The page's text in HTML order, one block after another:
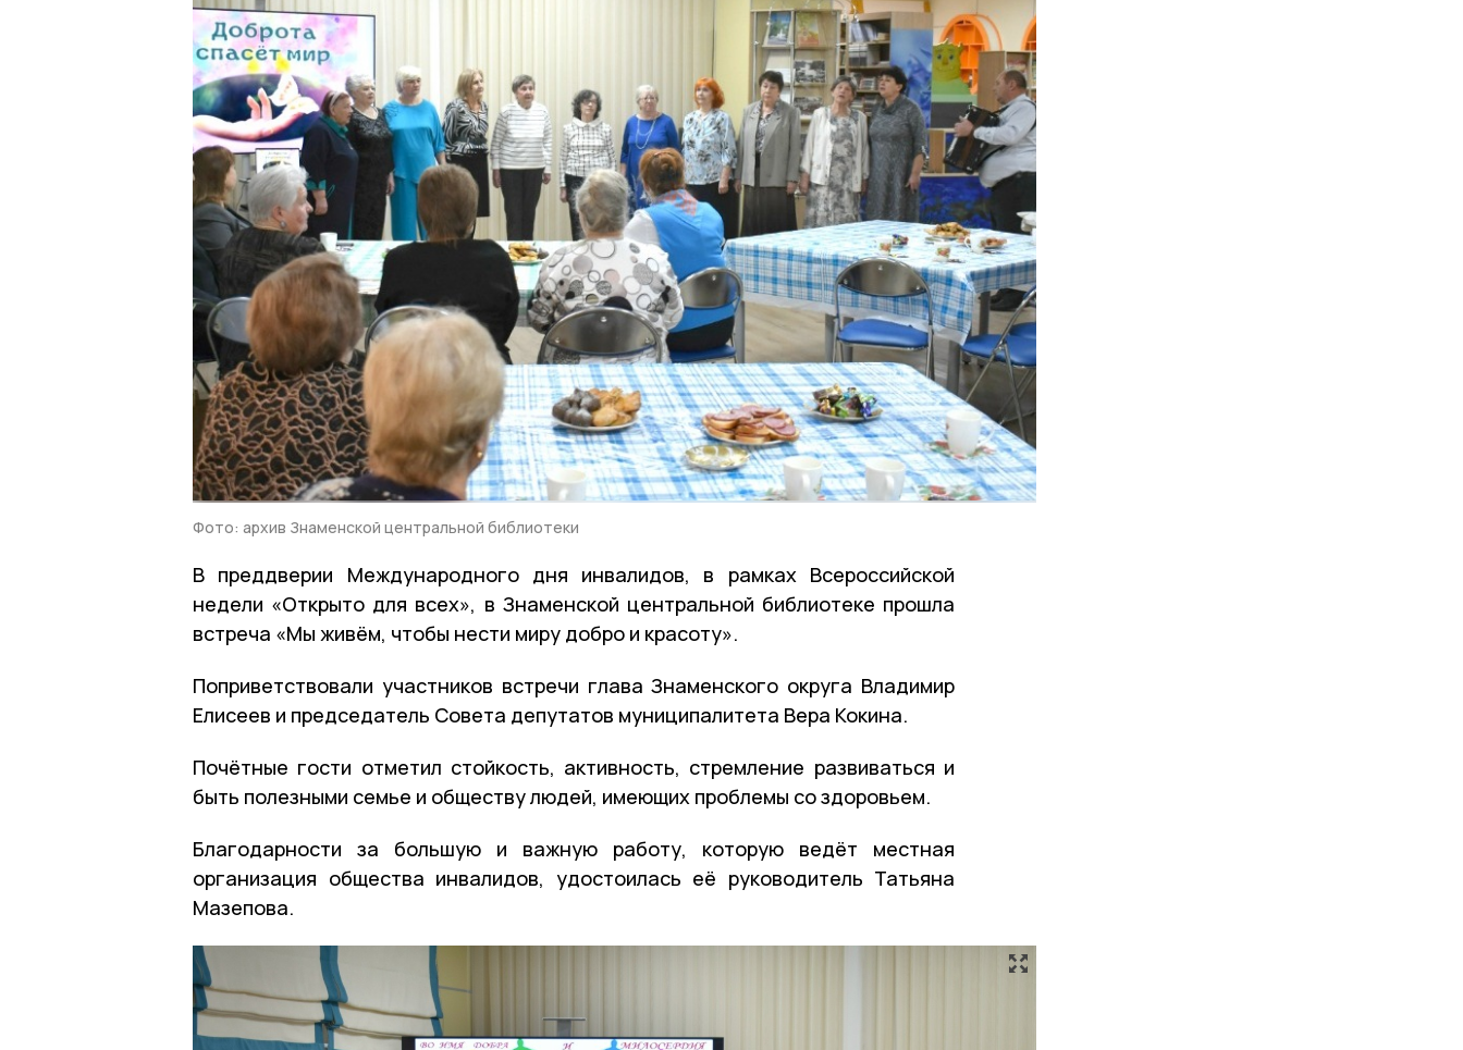
Фото: архив Знаменской центральной библиотеки
В преддверии Международного дня инвалидов, в рамках Всероссийской
недели «Открыто для всех», в Знаменской центральной библиотеке прошла
встреча «Мы живём, чтобы нести миру добро и красоту».
Поприветствовали участников встречи глава Знаменского округа Владимир
Елисеев и председатель Совета депутатов муниципалитета Вера Кокина.
Почётные гости отметил стойкость, активность, стремление развиваться и
быть полезными семье и обществу людей, имеющих проблемы со здоровьем.
Благодарности за большую и важную работу, которую ведёт местная
организация общества инвалидов, удостоилась её руководитель Татьяна
Мазепова.